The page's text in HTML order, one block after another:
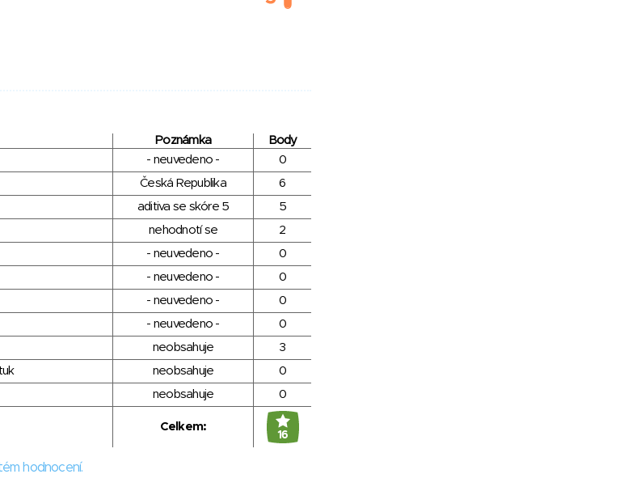
Poznámka
Body
- neuvedeno -
0
Česká Republika
6
aditiva se skóre 5
5
nehodnotí se
2
- neuvedeno -
0
- neuvedeno -
0
- neuvedeno -
0
- neuvedeno -
0
neobsahuje
3
neobsahuje
0
neobsahuje 0
Celkem:
16
hodnocení.